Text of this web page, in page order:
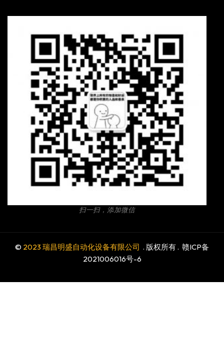
扫一扫，添加微信
© 2023 瑞昌明盛自动化设备有限公司 . 版权所有 . 赣ICP备
2021006016号-6